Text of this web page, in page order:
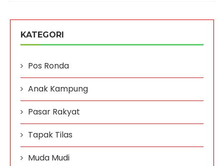
KATEGORI
Pos Ronda
Anak Kampung
Pasar Rakyat
Tapak Tilas
Muda Mudi